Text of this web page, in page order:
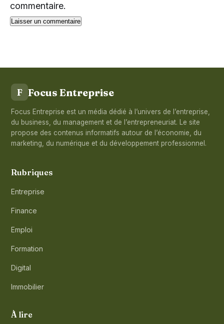
commentaire.
F Focus Entreprise
Focus Entreprise est un média dédié à l’univers de l’entreprise,
du business, du management et de l’entrepreneuriat. Le site
propose des contenus informatifs autour de l’économie, du
marketing, du numérique et du développement professionnel.
Rubriques
Entreprise
Finance
Emploi
Formation
Digital
Immobilier
À lire